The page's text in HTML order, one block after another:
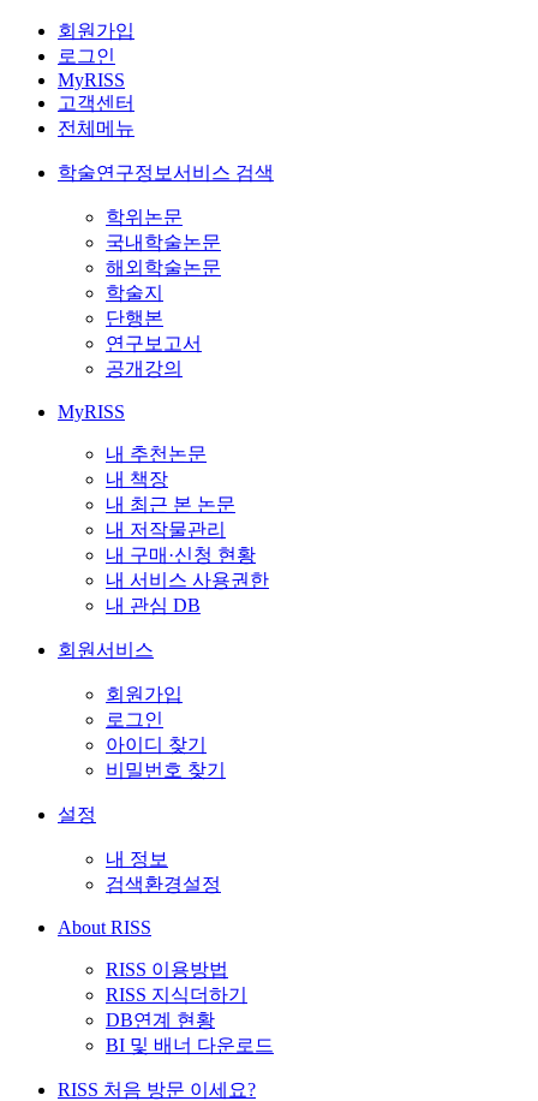
회원가입
로그인
MyRISS
고객센터
전체메뉴
학술연구정보서비스 검색
학위논문
국내학술논문
해외학술논문
학술지
단행본
연구보고서
공개강의
MyRISS
내 추천논문
내 책장
내 최근 본 논문
내 저작물관리
내 구매·신청 현황
내 서비스 사용권한
내 관심 DB
회원서비스
회원가입
로그인
아이디 찾기
비밀번호 찾기
설정
내 정보
검색환경설정
About RISS
RISS 이용방법
RISS 지식더하기
DB연계 현황
BI 및 배너 다운로드
RISS 처음 방문 이세요?